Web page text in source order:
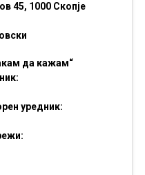
45, 1000 Скопје
да кажам“
уредник: